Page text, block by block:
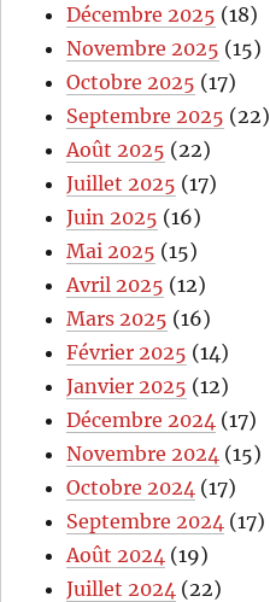
Décembre 2025 (18)
Novembre 2025 (15)
Octobre 2025 (17)
Septembre 2025 (22)
Août 2025 (22)
Juillet 2025 (17)
Juin 2025 (16)
Mai 2025 (15)
Avril 2025 (12)
Mars 2025 (16)
Février 2025 (14)
Janvier 2025 (12)
Décembre 2024 (17)
Novembre 2024 (15)
Octobre 2024 (17)
Septembre 2024 (17)
Août 2024 (19)
Juillet 2024 (22)